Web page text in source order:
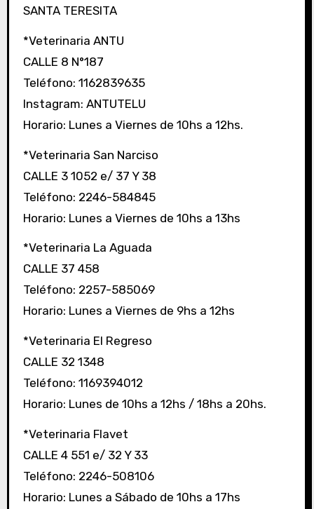
SANTA TERESITA
*Veterinaria ANTU
CALLE 8 N°187
Teléfono: 1162839635
Instagram: ANTUTELU
Horario: Lunes a Viernes de 10hs a 12hs.
*Veterinaria San Narciso
CALLE 3 1052 e/ 37 Y 38
Teléfono: 2246-584845
Horario: Lunes a Viernes de 10hs a 13hs
*Veterinaria La Aguada
CALLE 37 458
Teléfono: 2257-585069
Horario: Lunes a Viernes de 9hs a 12hs
*Veterinaria El Regreso
CALLE 32 1348
Teléfono: 1169394012
Horario: Lunes de 10hs a 12hs / 18hs a 20hs.
*Veterinaria Flavet
CALLE 4 551 e/ 32 Y 33
Teléfono: 2246-508106
Horario: Lunes a Sábado de 10hs a 17hs